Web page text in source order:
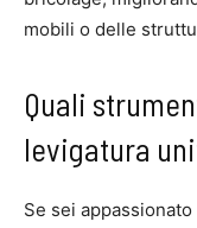
mobili o delle
Quali
levigatura
Se sei